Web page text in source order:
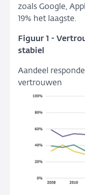
zoals Google,
19% het laagste.
Figuur 1 -
stabiel
Aandeel
vertrouwen